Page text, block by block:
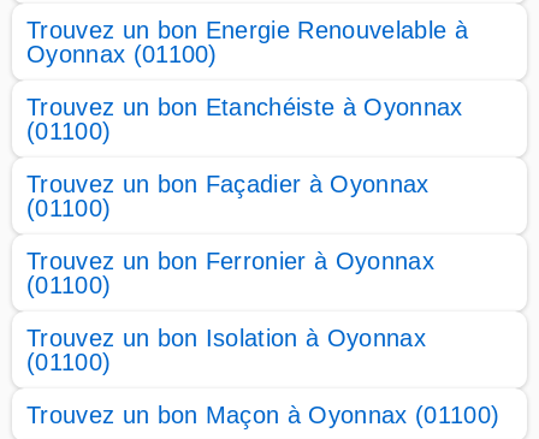
Trouvez un bon Energie Renouvelable à
Oyonnax (01100)
Trouvez un bon Etanchéiste à Oyonnax
(01100)
Trouvez un bon Façadier à Oyonnax
(01100)
Trouvez un bon Ferronier à Oyonnax
(01100)
Trouvez un bon Isolation à Oyonnax
(01100)
Trouvez un bon Maçon à Oyonnax (01100)